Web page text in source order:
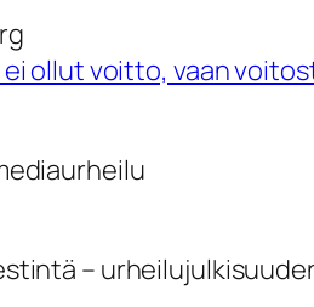
ollut voitto, vaan
–